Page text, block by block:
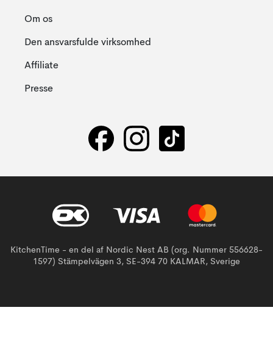
Om os
Den ansvarsfulde virksomhed
Affiliate
Presse
KitchenTime - en del af Nordic Nest AB (org. Nummer 556628-
1597) Stämpelvägen 3, SE-394 70 KALMAR, Sverige